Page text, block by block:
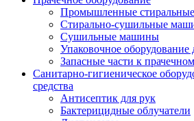
Промышленные
Стирально-сушильные
Сушильные машины
Упаковочное оборудование
Запасные части к
Санитарно-гигиеническое
средства
Антисептик для рук
Бактерицидные облучатели